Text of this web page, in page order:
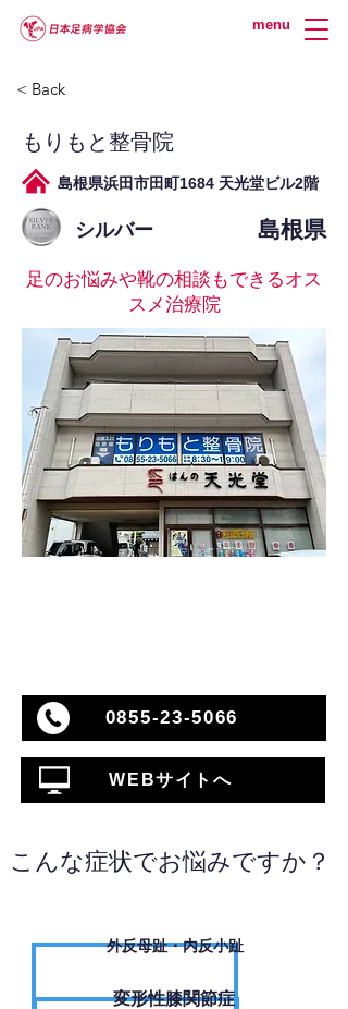
menu
< Back
もりもと整骨院
島根県浜田市田町1684 天光堂ビル2階
シルバー 島根県
足のお悩みや靴の相談もできるオス
スメ治療院
0855-23-5066
WEBサイトへ
こんな症状でお悩みですか？
外反母趾・内反小趾
変形性膝関節症